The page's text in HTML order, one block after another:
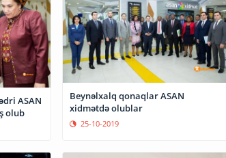
ASAN
olub
Beynəlxalq qonaqlar ASAN
xidmətdə olublar
25-10-2019